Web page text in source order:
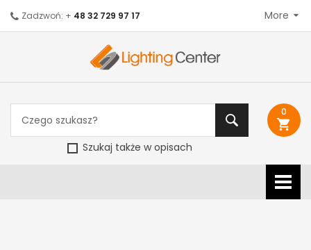
Szukaj także w opisach
0
shopping_cart
Zadzwoń: + 48 32 729 97 17 More